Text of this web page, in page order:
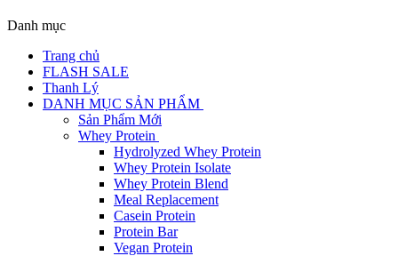
Danh mục
Trang chủ
FLASH SALE
Thanh Lý
DANH MỤC SẢN PHẨM
Sản Phẩm Mới
Whey Protein
Hydrolyzed Whey Protein
Whey Protein Isolate
Whey Protein Blend
Meal Replacement
Casein Protein
Protein Bar
Vegan Protein